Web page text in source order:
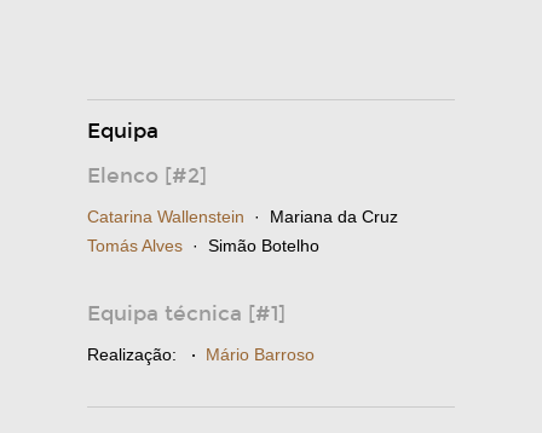
Equipa
Elenco [#2]
Catarina Wallenstein · Mariana da Cruz
Tomás Alves · Simão Botelho
Equipa técnica [#1]
Realização: · Mário Barroso